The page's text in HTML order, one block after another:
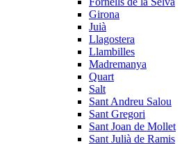
Girona
Juià
Llagostera
Llambilles
Madremanya
Quart
Salt
Sant Andreu Salou
Sant Gregori
Sant Joan de Mollet
Sant Julià de Ramis